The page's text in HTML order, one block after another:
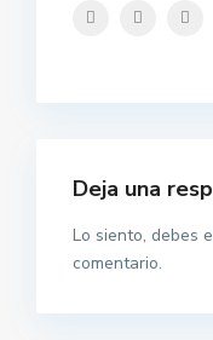
Deja una
Lo siento, debes
comentario.